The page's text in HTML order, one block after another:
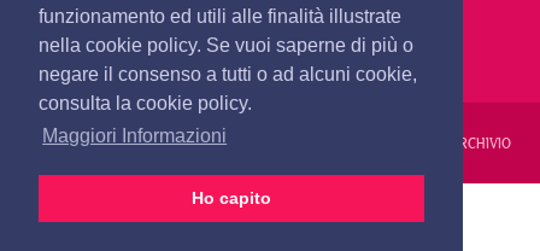
funzionamento ed utili alle finalità illustrate
nella cookie policy. Se vuoi saperne di più o
negare il consenso a tutti o ad alcuni cookie,
consulta la cookie policy.
Maggiori Informazioni
Ho capito
REDAZIONE PUBBLICITÀ PRIVACY E COOKIES ARCHIVIO
24 ORE VIDEO